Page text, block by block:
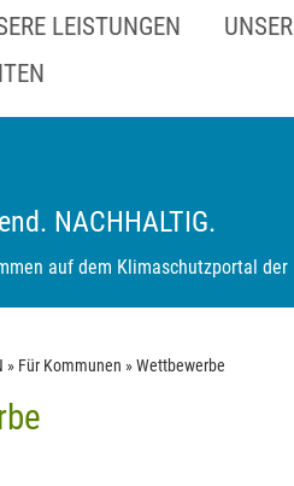
LEISTUNGEN
NACHHALTIG.
auf dem Klimaschutzportal der
» Für Kommunen »Wettbewerbe